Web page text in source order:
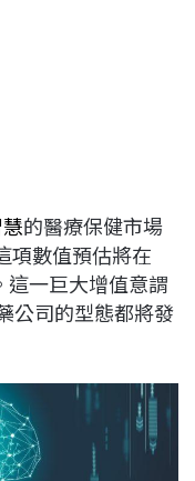
的醫療保健市場
項數值預估將在
一巨大增值意謂
公司的型態都將發